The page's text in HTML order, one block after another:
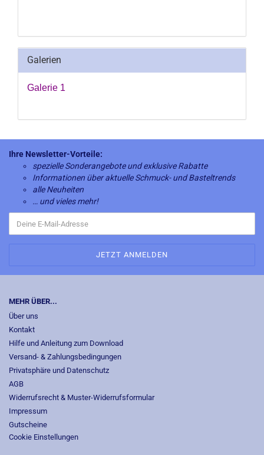
Galerien
Galerie 1
Ihre Newsletter-Vorteile:
spezielle Sonderangebote und exklusive Rabatte
Informationen über aktuelle Schmuck- und Basteltrends
alle Neuheiten
… und vieles mehr!
MEHR ÜBER...
Über uns
Kontakt
Hilfe und Anleitung zum Download
Versand- & Zahlungsbedingungen
Privatsphäre und Datenschutz
AGB
Widerrufsrecht & Muster-Widerrufsformular
Impressum
Gutscheine
Cookie Einstellungen